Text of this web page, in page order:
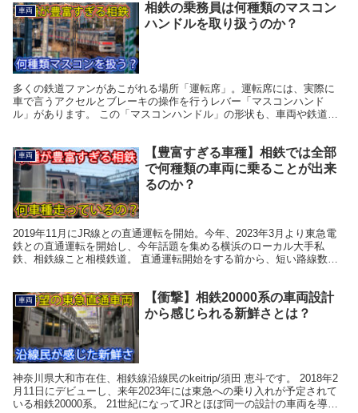
車両
相鉄の乗務員は何種類のマスコン
ハンドルを取り扱うのか？
多くの鉄道ファンがあこがれる場所「運転席」。運転席には、実際に
車で言うアクセルとブレーキの操作を行うレバー「マスコンハンド
ル」があります。 この「マスコンハンドル」の形状も、車両や鉄道会
車両
【豊富すぎる車種】相鉄では全部
で何種類の車両に乗ることが出来
るのか？
2019年11月にJR線との直通運転を開始。今年、2023年3月より東急電
鉄との直通運転を開始し、今年話題を集める横浜のローカル大手私
鉄、相鉄線こと相模鉄道。 直通運転開始をする前から、短い路線数の
車両
【衝撃】相鉄20000系の車両設計
から感じられる新鮮さとは？
神奈川県大和市在住、相鉄線沿線民のkeitrip/須田 恵斗です。 2018年2
月11日にデビューし、来年2023年には東急への乗り入れが予定されて
いる相鉄20000系。 21世紀になってJRとほぼ同一の設計の車両を導入